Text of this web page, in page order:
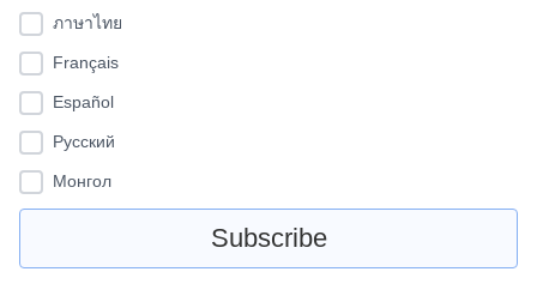
ภาษาไทย
Français
Español
Pусский
Монгол